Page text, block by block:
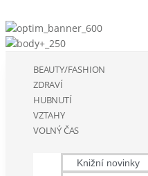
BEAUTY/FASHION
ZDRAVÍ
HUBNUTÍ
VZTAHY
VOLNÝ ČAS
Knižní novinky